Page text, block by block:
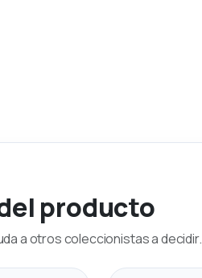
producto
a otros coleccionistas a decidir.